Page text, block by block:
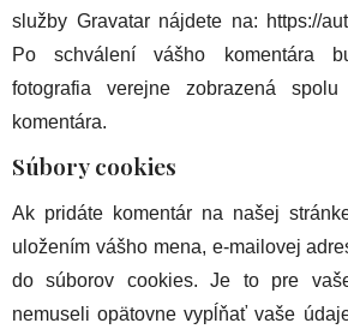
služby Gravatar nájdete na: https://
Po schválení vášho komentára
fotografia verejne zobrazená
komentára.
Súbory cookies
Ak pridáte komentár na našej
uložením vášho mena, e-mailovej
do súborov cookies. Je to pre
nemuseli opätovne vypĺňať vaše